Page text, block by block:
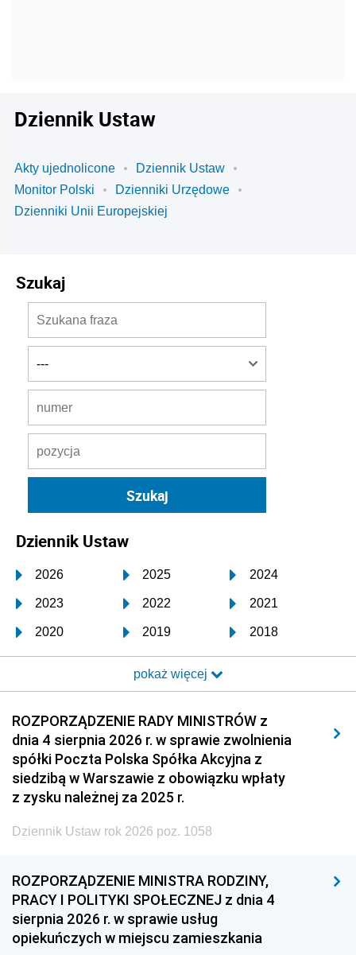
Dziennik Ustaw
Akty ujednolicone
Dziennik Ustaw
Monitor Polski
Dzienniki Urzędowe
Dzienniki Unii Europejskiej
Szukaj
Dziennik Ustaw
2026 2025 2024
2023 2022 2021
2020 2019 2018
2017 2016 2015
2014 2013 2012
2011 2010 2009
2008 2007 2006
2005 2004 2003
2002 2001
1999 1998
1993 1992 1991
1990 1989
1987 1986 1985
pokaż więcej
ROZPORZĄDZENIE RADY MINISTRÓW z
dnia 4 sierpnia 2026 r. w sprawie zwolnienia
spółki Poczta Polska Spółka Akcyjna z
siedzibą w Warszawie z obowiązku wpłaty
z zysku należnej za 2025 r.
Dziennik Ustaw rok 2026 poz. 1058
ROZPORZĄDZENIE MINISTRA RODZINY,
PRACY I POLITYKI SPOŁECZNEJ z dnia 4
sierpnia 2026 r. w sprawie usług
opiekuńczych w miejscu zamieszkania